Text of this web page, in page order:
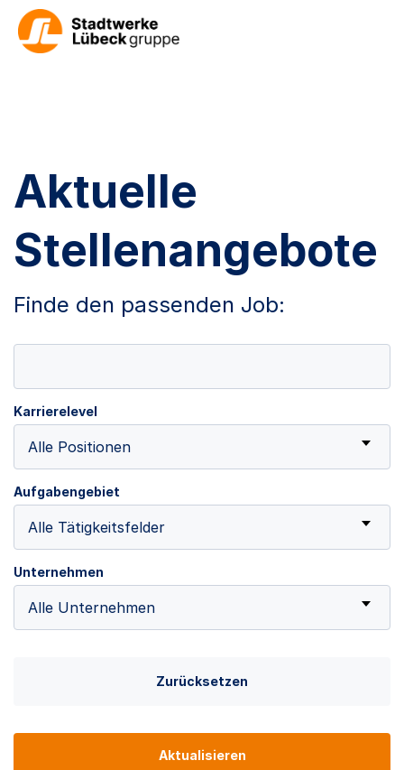
Aktuelle
Stellenangebote
Finde den passenden Job:
Karrierelevel
Alle Positionen
Aufgabengebiet
Alle Tätigkeitsfelder
Unternehmen
Alle Unternehmen
Zurücksetzen
Aktualisieren